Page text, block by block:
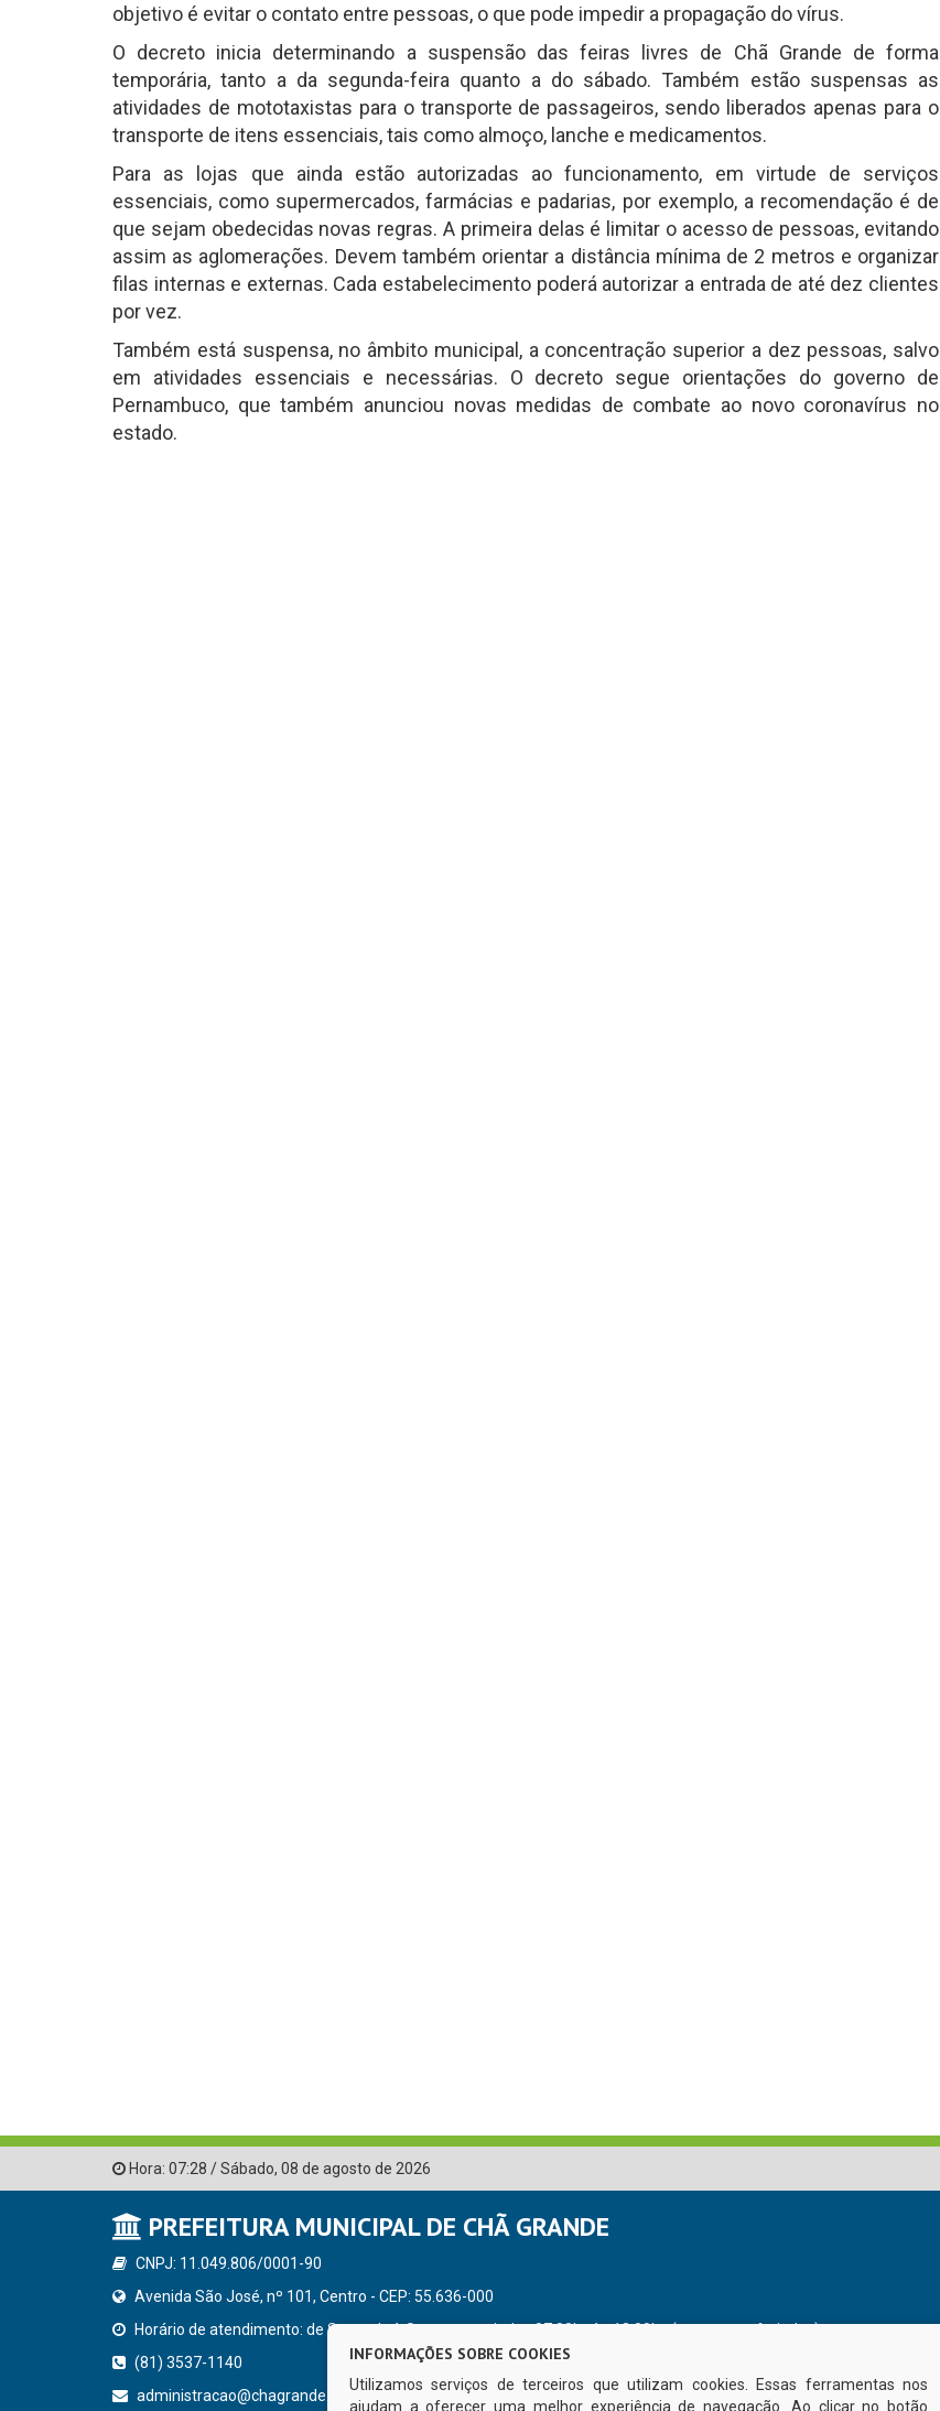
objetivo é evitar o contato entre pessoas, o que pode impedir a propagação do vírus.
O decreto inicia determinando a suspensão das feiras livres de Chã Grande de forma
temporária, tanto a da segunda-feira quanto a do sábado. Também estão suspensas as
atividades de mototaxistas para o transporte de passageiros, sendo liberados apenas para o
transporte de itens essenciais, tais como almoço, lanche e medicamentos.
Para as lojas que ainda estão autorizadas ao funcionamento, em virtude de serviços
essenciais, como supermercados, farmácias e padarias, por exemplo, a recomendação é de
que sejam obedecidas novas regras. A primeira delas é limitar o acesso de pessoas, evitando
assim as aglomerações. Devem também orientar a distância mínima de 2 metros e organizar
filas internas e externas. Cada estabelecimento poderá autorizar a entrada de até dez clientes
por vez.
Também está suspensa, no âmbito municipal, a concentração superior a dez pessoas, salvo
em atividades essenciais e necessárias. O decreto segue orientações do governo de
Pernambuco, que também anunciou novas medidas de combate ao novo coronavírus no
estado.
Hora: 07:28 /Sábado, 08 de agosto de 2026
PREFEITURA MUNICIPAL DE CHÃ GRANDE
CNPJ: 11.049.806/0001-90
Avenida São José, nº 101, Centro - CEP: 55.636-000
Horário de atendimento: de Segunda à Sexta, a partir das 07:00hs às 13:00hs (exceto nos feriados)
(81) 3537-1140
administracao@chagrande.pe.gov.br
INFORMAÇÕES SOBRE COOKIES
Utilizamos serviços de terceiros que utilizam cookies. Essas ferramentas nos
ajudam a oferecer uma melhor experiência de navegação. Ao clicar no botão